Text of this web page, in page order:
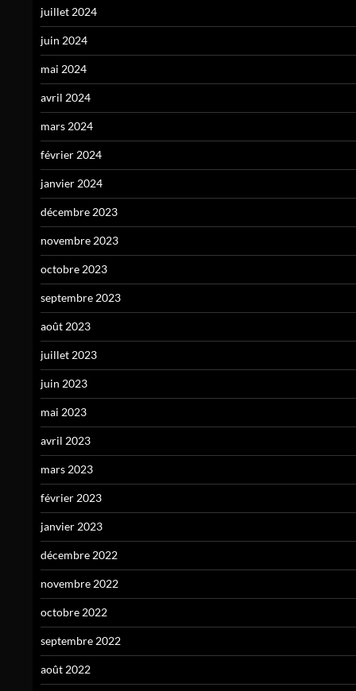
juillet 2024
juin 2024
mai 2024
avril 2024
mars 2024
février 2024
janvier 2024
décembre 2023
novembre 2023
octobre 2023
septembre 2023
août 2023
juillet 2023
juin 2023
mai 2023
avril 2023
mars 2023
février 2023
janvier 2023
décembre 2022
novembre 2022
octobre 2022
septembre 2022
août 2022